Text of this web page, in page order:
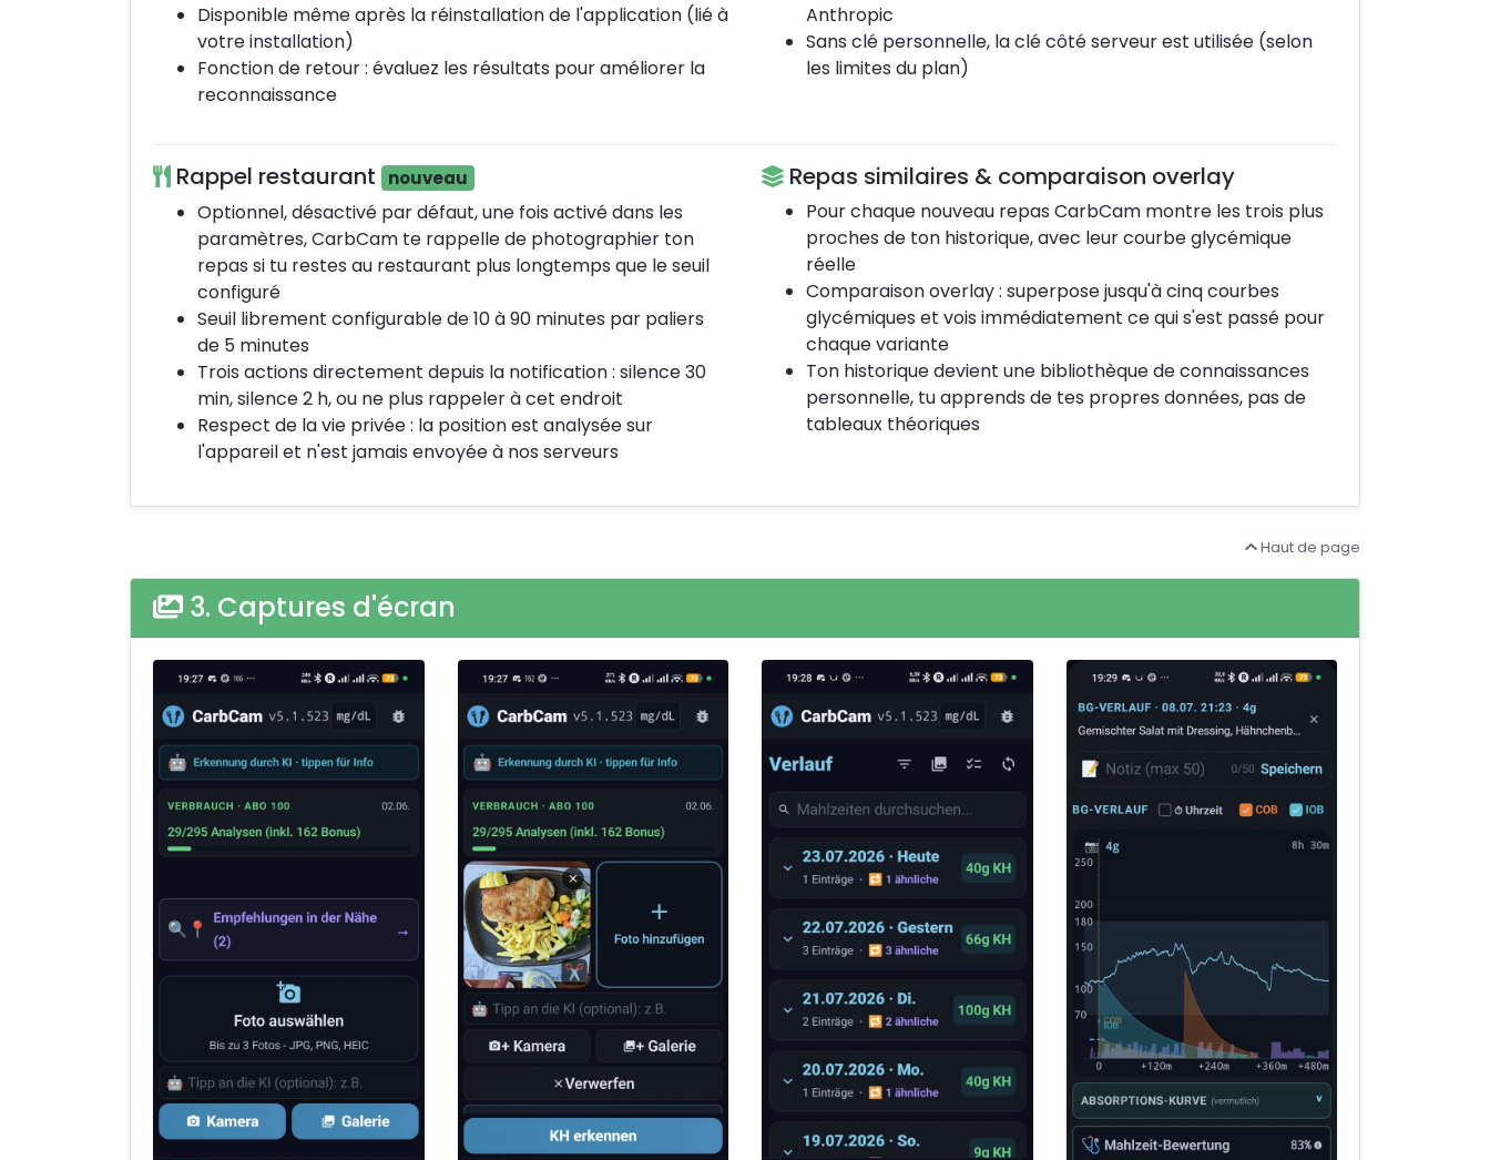
Disponible même après la réinstallation de l'application (lié à
votre installation)
Fonction de retour : évaluez les résultats pour améliorer la
reconnaissance
Anthropic
Sans clé personnelle, la clé côté serveur est utilisée (selon
les limites du plan)
Rappel restaurant nouveau
Optionnel, désactivé par défaut, une fois activé dans les
paramètres, CarbCam te rappelle de photographier ton
repas si tu restes au restaurant plus longtemps que le seuil
configuré
Seuil librement configurable de 10 à 90 minutes par paliers
de 5 minutes
Trois actions directement depuis la notification : silence 30
min, silence 2 h, ou ne plus rappeler à cet endroit
Respect de la vie privée : la position est analysée sur
l'appareil et n'est jamais envoyée à nos serveurs
Repas similaires & comparaison overlay
Pour chaque nouveau repas CarbCam montre les trois plus
proches de ton historique, avec leur courbe glycémique
réelle
Comparaison overlay : superpose jusqu'à cinq courbes
glycémiques et vois immédiatement ce qui s'est passé pour
chaque variante
Ton historique devient une bibliothèque de connaissances
personnelle, tu apprends de tes propres données, pas de
tableaux théoriques
Haut de page
3. Captures d'écran